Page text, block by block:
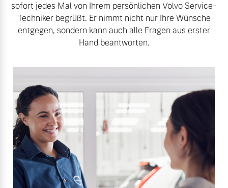
Volvo Selekt
Gebrauchtwagen
Die Neuwagenalternative
Editionsmodelle
Jetzt kennenlernen
Mehr erfahren
Frühjahrscheck
Entdecken Sie unsere
saisonalen Angebote.
Finanzierung & Leasing
Versicherung
sofort jedes Mal von Ihrem persönlichen Volvo Service-
Techniker begrüßt. Er nimmt nicht nur Ihre Wünsche
entgegen, sondern kann auch alle Fragen aus erster
Hand beantworten.